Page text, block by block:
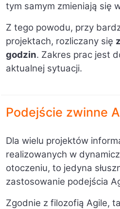
tym samym zmieniają się
Z tego powodu, przy
projektach, rozliczany się
godzin. Zakres prac jest
aktualnej sytuacji.
Podejście zwinne A
Dla wielu projektów
realizowanych w
otoczeniu, to jedyna
zastosowanie podejścia
Zgodnie z filozofią Agile,